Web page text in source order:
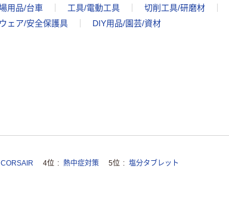
用品/台車 工具/電動工具 切削工具/研磨材
ェア/安全保護具 DIY用品/園芸/資材
4位 熱中症対策 5位 塩分タブレット